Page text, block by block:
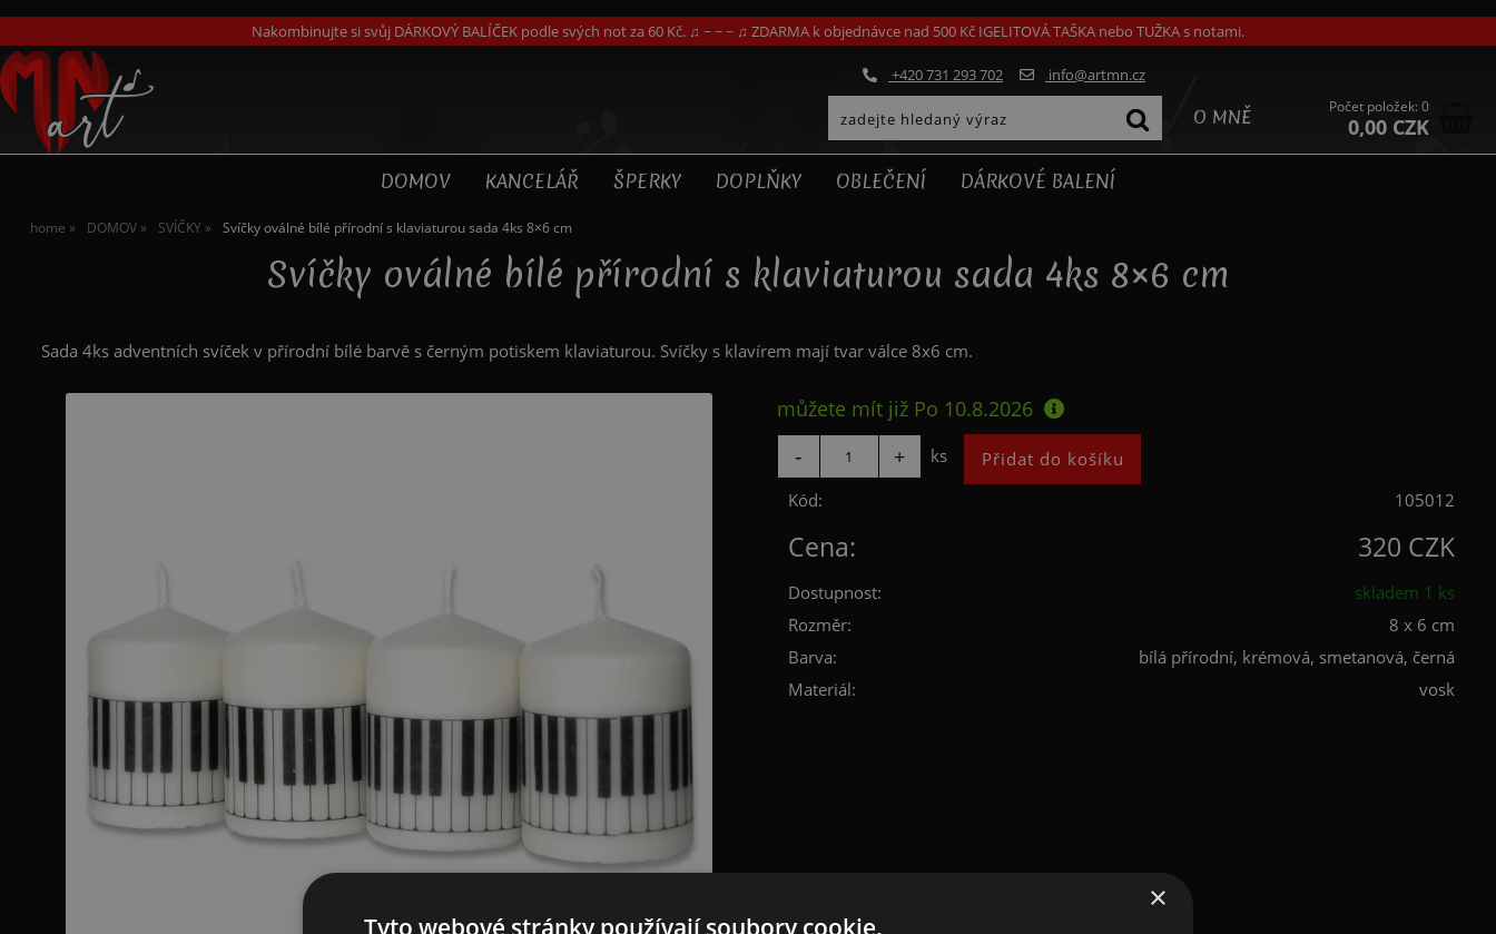
Nakombinujte si svůj DÁRKOVÝ BALÍČEK podle svých not za 60 Kč. ♫ ~ ~ ~ ♫ ZDARMA k objednávce nad 500 Kč IGELITOVÁ TAŠKA nebo TUŽKA s notami.
O MNĚ
+420 731 293 702 info@artmn.cz
Počet položek: 0
0,00 CZK
DOMOV KANCELÁŘ ŠPERKY DOPLŇKY OBLEČENÍ DÁRKOVÉ BALENÍ
home DOMOV SVÍČKY Svíčky oválné bílé přírodní s klaviaturou sada 4ks 8×6 cm
Svíčky oválné bílé přírodní s klaviaturou sada 4ks 8×6 cm
Sada 4ks adventních svíček v přírodní bílé barvě s černým potiskem klaviaturou. Svíčky s klavírem mají tvar válce 8x6 cm.
můžete mít již Po 10.8.2026
ks
Kód:
105012
Cena: 320 CZK
Dostupnost:
skladem 1 ks
Rozměr:
8 x 6 cm
Barva:
bílá přírodní, krémová, smetanová, černá
Materiál:
vosk
×
Tyto webové stránky používají soubory cookie.